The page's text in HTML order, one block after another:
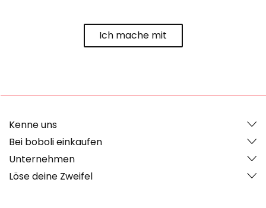
Ich mache mit
Kenne uns
Bei boboli einkaufen
Unternehmen
Löse deine Zweifel